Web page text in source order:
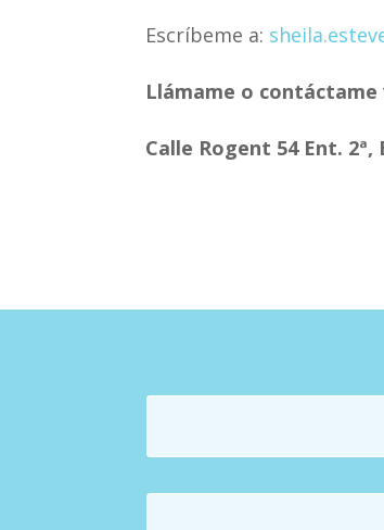
Escríbeme a:
Llámame o contáctame
Calle Rogent 54 Ent.